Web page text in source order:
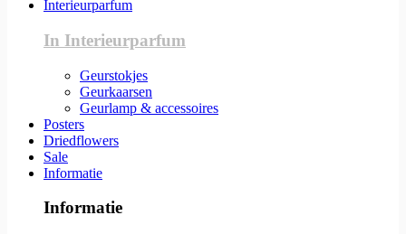
Interieurparfum
In Interieurparfum
Geurstokjes
Geurkaarsen
Geurlamp & accessoires
Posters
Driedflowers
Sale
Informatie
Informatie